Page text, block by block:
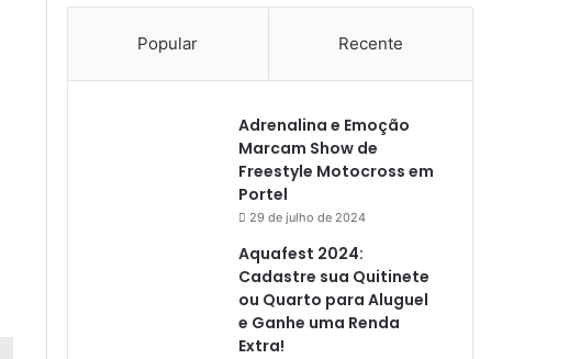
Popular Recente
Adrenalina e Emoção
Marcam Show de
Freestyle Motocross em
Portel
29 de julho de 2024
Aquafest 2024:
Cadastre sua Quitinete
ou Quarto para Aluguel
e Ganhe uma Renda
Extra!